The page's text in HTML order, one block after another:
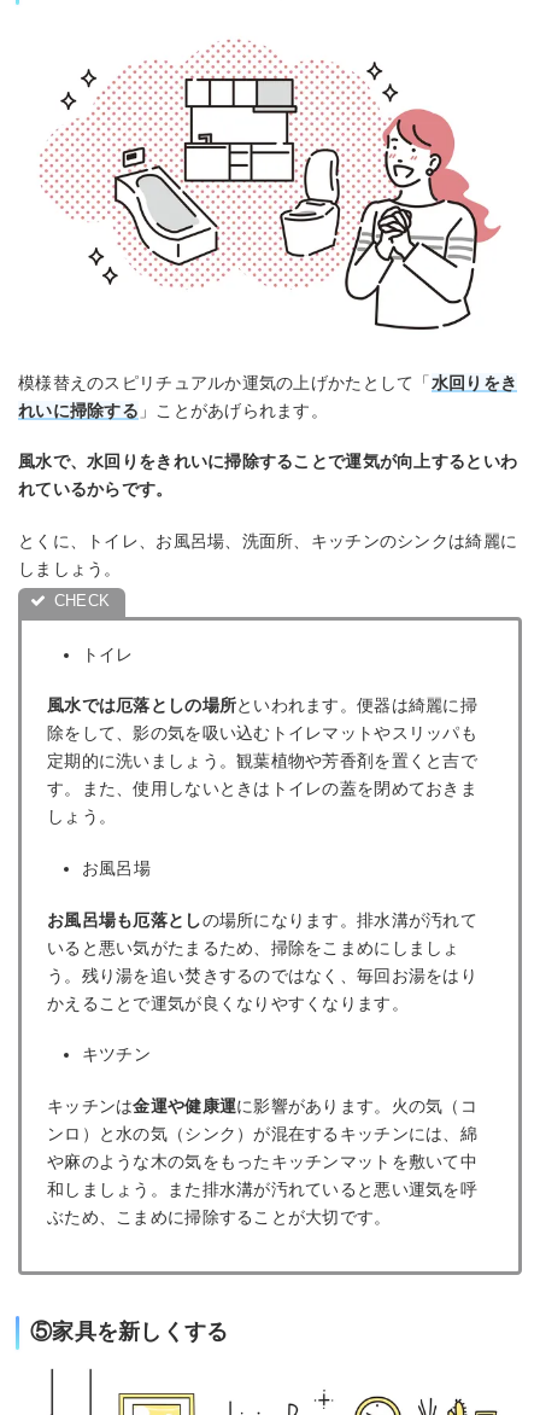
模様替えのスピリチュアルか運気の上げかたとして「水回りをき
れいに掃除する 」ことがあげられます。
風水で、水回りをきれいに掃除することで運気が向上するといわ
れているからです。
とくに、トイレ、お風呂場、洗面所、キッチンのシンクは綺麗に
しましょう。
トイレ
風水では厄落としの場所といわれます。便器は綺麗に掃
除をして、影の気を吸い込むトイレマットやスリッパも
定期的に洗いましょう。観葉植物や芳香剤を置くと吉で
す。また、使用しないときはトイレの蓋を閉めておきま
しょう。
お風呂場
お風呂場も厄落としの場所になります。排水溝が汚れて
いると悪い気がたまるため、掃除をこまめにしましょ
う。残り湯を追い焚きするのではなく、毎回お湯をはり
かえることで運気が良くなりやすくなります。
キツチン
キッチンは金運や健康運に影響があります。火の気（コ
ンロ）と水の気（シンク）が混在するキッチンには、綿
や麻のような木の気をもったキッチンマットを敷いて中
和しましょう。また排水溝が汚れていると悪い運気を呼
ぶため、こまめに掃除することが大切です。
⑤家具を新しくする